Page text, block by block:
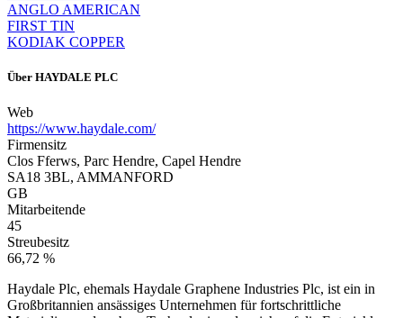
ANGLO AMERICAN
FIRST TIN
KODIAK COPPER
Über HAYDALE PLC
Web
https://www.haydale.com/
Firmensitz
Clos Fferws, Parc Hendre, Capel Hendre
SA18 3BL, AMMANFORD
GB
Mitarbeitende
45
Streubesitz
66,72 %
Haydale Plc, ehemals Haydale Graphene Industries Plc, ist ein in
Großbritannien ansässiges Unternehmen für fortschrittliche